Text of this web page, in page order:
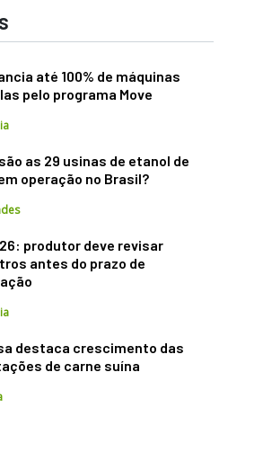
até 100% de máquinas
pelo programa Move
as 29 usinas de etanol de
operação no Brasil?
produtor deve revisar
antes do prazo de
destaca crescimento das
de carne suína